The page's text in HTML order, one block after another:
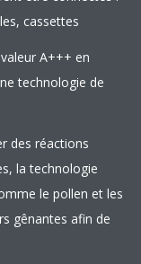
cassettes
A+++ en
technologie de
des réactions
la technologie
le pollen et les
gênantes afin de